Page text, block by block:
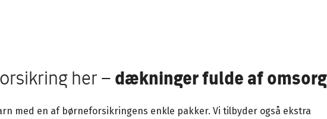
her – dækninger fulde af omsorg
med en af børneforsikringens enkle pakker. Vi tilbyder også ekstra